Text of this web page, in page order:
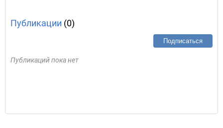
Публикации (0)
Подписаться
Публикаций пока нет